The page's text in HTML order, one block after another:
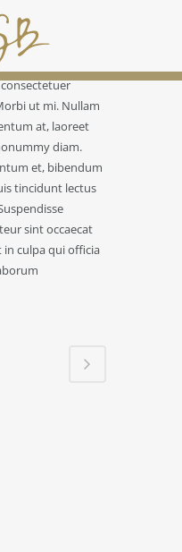
ut mi. Nullam
at, laoreet
diam.
et, bibendum
tincidunt lectus
sint occaecat
culpa qui officia